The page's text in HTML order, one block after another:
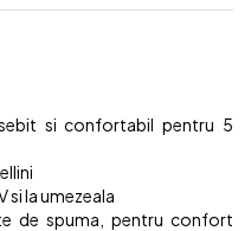
si confortabil pentru 5
si la umezeala
de spuma, pentru confort